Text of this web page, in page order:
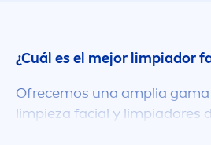
¿Cuál es el mejor limpiador
Ofrecemos una amplia
limpieza facial y limpiadores